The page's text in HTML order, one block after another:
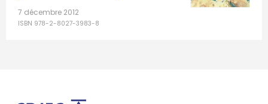
7 décembre 2012
ISBN 978-2-8027-3983-8